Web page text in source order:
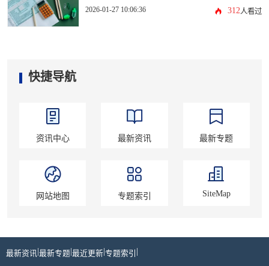
2026-01-27 10:06:36 312人看过
快捷导航
资讯中心 最新资讯 最新专题
网站地图 专题索引 SiteMap
最新资讯 最新专题 最近更新 专题索引